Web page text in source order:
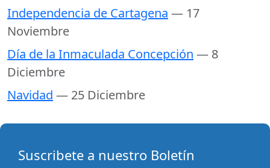
Independencia de Cartagena — 17
Noviembre
Día de la Inmaculada Concepción — 8
Diciembre
Navidad — 25 Diciembre
Suscribete a nuestro Boletín